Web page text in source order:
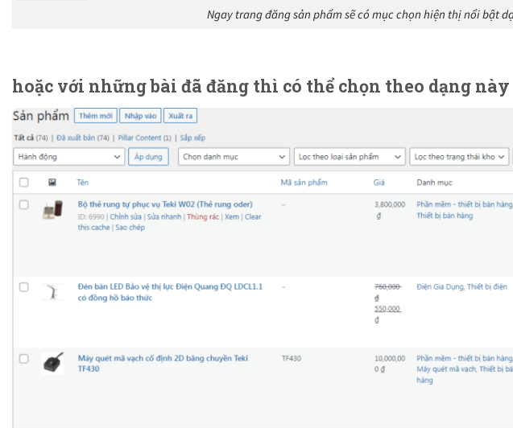
Ngay trang đăng sản phẩm sẽ có mục chọn hiện thị nổi bật
hoặc với những bài đã đăng thì có thể chọn theo dạng này